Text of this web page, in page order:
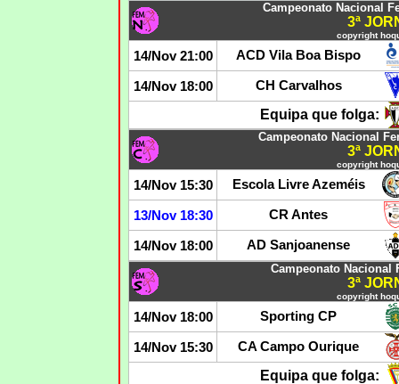
Campeonato Nacional
3ª
copyright
14/Nov 21:00 ACD Vila Boa Bispo
14/Nov 18:00 CH Carvalhos
Equipa que folga:
Campeonato Nacional
3ª
copyright
14/Nov 15:30 Escola Livre Azeméis
13/Nov 18:30 CR Antes
14/Nov 18:00 AD Sanjoanense
Campeonato Nacional
3ª
copyright
14/Nov 18:00 Sporting CP
14/Nov 15:30 CA Campo Ourique
Equipa que folga: